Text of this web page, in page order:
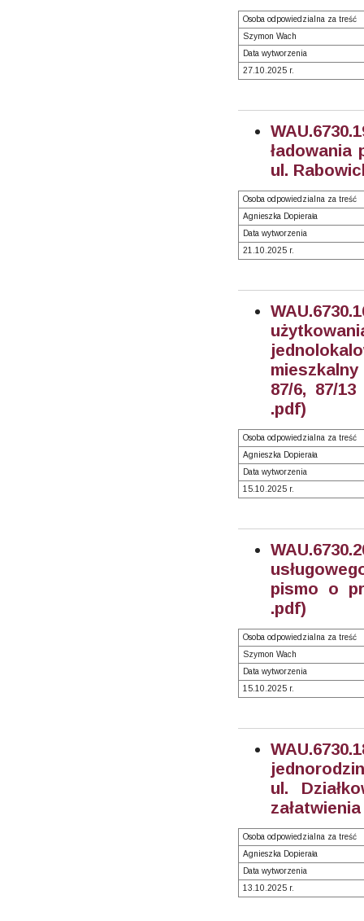
Osoba odpowiedzialna za treść
Szymon Wach
Data wytworzenia
27.10.2025 r.
ładowania
ul.
Osoba odpowiedzialna za treść
Agnieszka Dopierała
Data wytworzenia
21.10.2025 r.
87/6, 87/
.pdf)
Osoba odpowiedzialna za treść
Agnieszka Dopierała
Data wytworzenia
15.10.2025 r.
pismo o
.pdf)
Osoba odpowiedzialna za treść
Szymon Wach
Data wytworzenia
15.10.2025 r.
ul.
Osoba odpowiedzialna za treść
Agnieszka Dopierała
Data wytworzenia
13.10.2025 r.